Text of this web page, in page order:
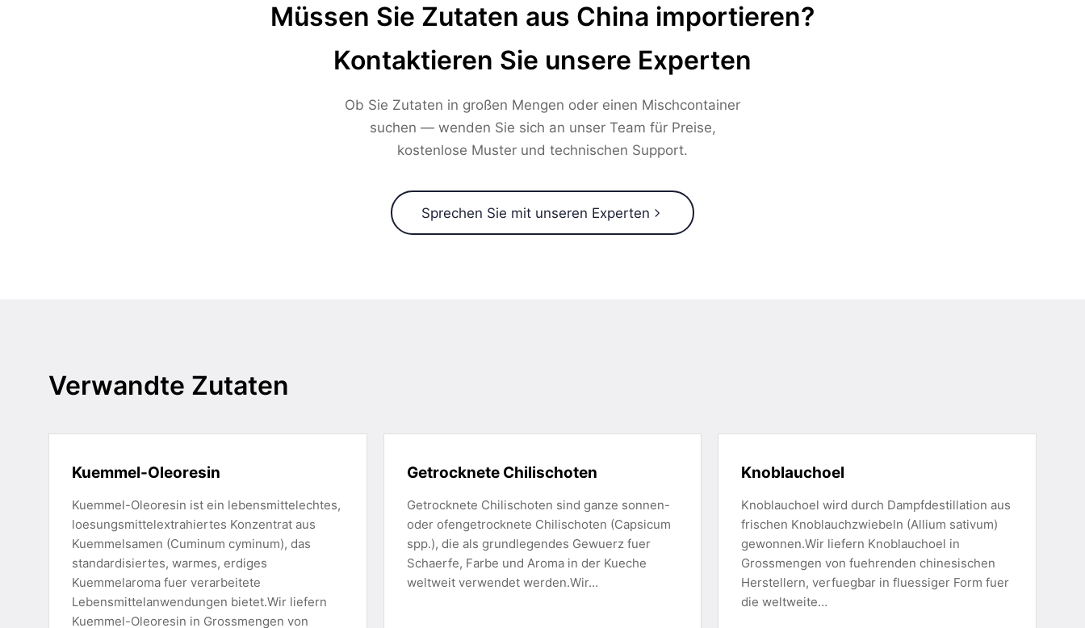
Müssen Sie Zutaten aus China importieren?
Kontaktieren Sie unsere Experten
Ob Sie Zutaten in großen Mengen oder einen Mischcontainer
suchen — wenden Sie sich an unser Team für Preise,
kostenlose Muster und technischen Support.
Sprechen Sie mit unseren Experten
Verwandte Zutaten
Kuemmel-Oleoresin
Kuemmel-Oleoresin ist ein lebensmittelechtes,
loesungsmittelextrahiertes Konzentrat aus
Kuemmelsamen (Cuminum cyminum), das
standardisiertes, warmes, erdiges
Kuemmelaroma fuer verarbeitete
Lebensmittelanwendungen bietet.Wir liefern
Kuemmel-Oleoresin in Grossmengen von
Getrocknete Chilischoten
Getrocknete Chilischoten sind ganze sonnen-
oder ofengetrocknete Chilischoten (Capsicum
spp.), die als grundlegendes Gewuerz fuer
Schaerfe, Farbe und Aroma in der Kueche
weltweit verwendet werden.Wir…
Knoblauchoel
Knoblauchoel wird durch Dampfdestillation aus
frischen Knoblauchzwiebeln (Allium sativum)
gewonnen.Wir liefern Knoblauchoel in
Grossmengen von fuehrenden chinesischen
Herstellern, verfuegbar in fluessiger Form fuer
die weltweite…